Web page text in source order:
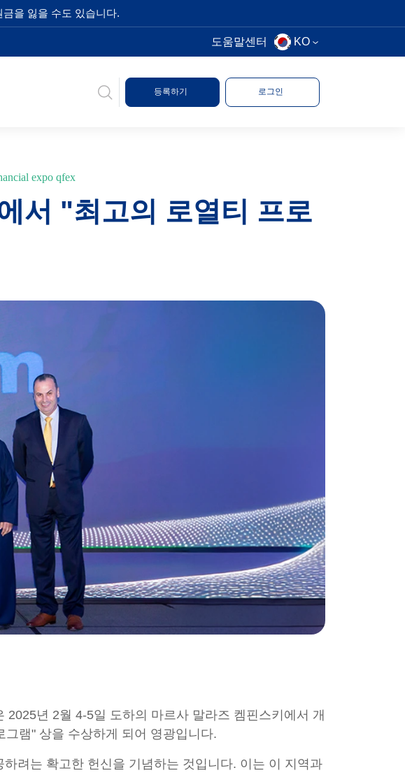
을 잃을 수도 있습니다.
도움말센터 KO
등록하기 로그인
expo qfex
서 "최고의 로열티 프로
년 2월 4-5일 도하의 마르사 말라즈 켐핀스키에서 개
램" 상을 수상하게 되어 영광입니다.
려는 확고한 헌신을 기념하는 것입니다. 이는 이 지역과